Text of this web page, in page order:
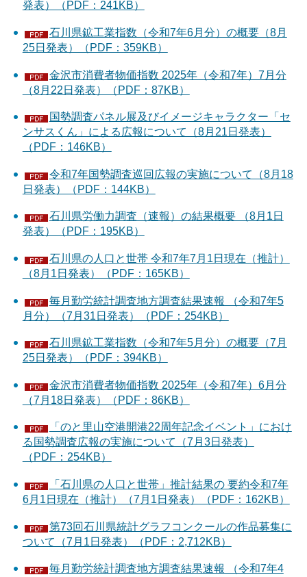
発表）（PDF：241KB）
石川県鉱工業指数（令和7年6月分）の概要（8月
25日発表）（PDF：359KB）
金沢市消費者物価指数 2025年（令和7年）7月分
（8月22日発表）（PDF：87KB）
国勢調査パネル展及びイメージキャラクター「セ
ンサスくん」による広報について（8月21日発表）
（PDF：146KB）
令和7年国勢調査巡回広報の実施について（8月18
日発表）（PDF：144KB）
石川県労働力調査（速報）の結果概要 （8月1日
発表）（PDF：195KB）
石川県の人口と世帯 令和7年7月1日現在（推計）
（8月1日発表）（PDF：165KB）
毎月勤労統計調査地方調査結果速報 （令和7年5
月分）（7月31日発表）（PDF：254KB）
石川県鉱工業指数（令和7年5月分）の概要（7月
25日発表）（PDF：394KB）
金沢市消費者物価指数 2025年（令和7年）6月分
（7月18日発表）（PDF：86KB）
「のと里山空港開港22周年記念イベント」におけ
る国勢調査広報の実施について（7月3日発表）
（PDF：254KB）
「石川県の人口と世帯」推計結果の 要約令和7年
6月1日現在（推計）（7月1日発表）（PDF：162KB）
第73回石川県統計グラフコンクールの作品募集に
ついて（7月1日発表）（PDF：2,712KB）
毎月勤労統計調査地方調査結果速報 （令和7年4